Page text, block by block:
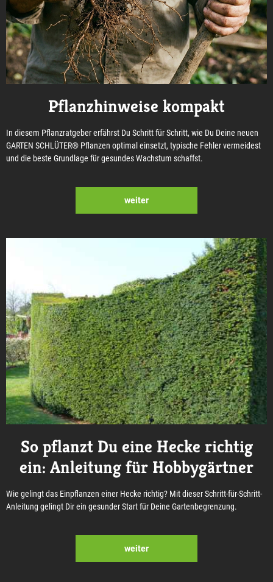
Pflanzhinweise kompakt
In diesem Pflanzratgeber erfährst Du Schritt für Schritt, wie Du Deine neuen
GARTEN SCHLÜTER® Pflanzen optimal einsetzt, typische Fehler vermeidest
und die beste Grundlage für gesundes Wachstum schaffst.
weiter
So pflanzt Du eine Hecke richtig
ein: Anleitung für Hobbygärtner
Wie gelingt das Einpflanzen einer Hecke richtig? Mit dieser Schritt-für-Schritt-
Anleitung gelingt Dir ein gesunder Start für Deine Gartenbegrenzung.
weiter